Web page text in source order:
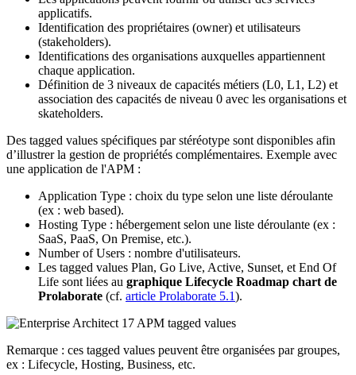
applicatifs.
Identification des propriétaires (owner) et utilisateurs
(stakeholders).
Identifications des organisations auxquelles appartiennent
chaque application.
Définition de 3 niveaux de capacités métiers (L0, L1, L2) et
association des capacités de niveau 0 avec les organisations et
skateholders.
Des tagged values spécifiques par stéréotype sont disponibles afin
d’illustrer la gestion de propriétés complémentaires. Exemple avec
une application de l'APM :
Application Type : choix du type selon une liste déroulante
(ex : web based).
Hosting Type : hébergement selon une liste déroulante (ex :
SaaS, PaaS, On Premise, etc.).
Number of Users : nombre d'utilisateurs.
Les tagged values Plan, Go Live, Active, Sunset, et End Of
Life sont liées au graphique Lifecycle Roadmap chart de
Prolaborate (cf. article Prolaborate 5.1).
Remarque : ces tagged values peuvent être organisées par groupes,
ex : Lifecycle, Hosting, Business, etc.